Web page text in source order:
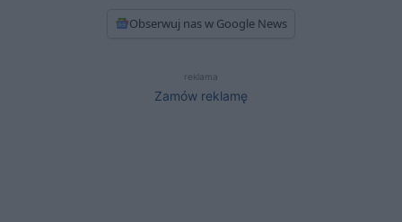
Obserwuj nas w Google News
reklama
Zamów reklamę